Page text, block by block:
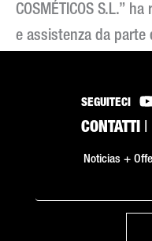
COSMÉTICOS S.L.”
e assistenza da parte
SEGUITECI
CONTATTI |
Noticias +